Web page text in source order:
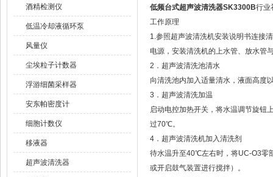
酒精检测仪
低温冷却液循环泵
风量仪
尘埃粒子计数器
浮游细菌采样器
安东帕密度计
细胞计数仪
移液器
超声波清洗器
低频台式超声波清洗器SK3300B行业
工作原理
1.参照超声波清洗机安装说明书连接
电源，安装清洗机的上水管、放水管
2．超声波清洗池清水
向清洗池内加入适量清水，液面高度
3．超声波清洗加温
启动电控加热开关，将水温调节旋钮
过70℃。
4．超声波清洗机加入清洗剂
待水温升至40℃左右时，将UC-O3零
或开启鼓气装置进行搅拌）。